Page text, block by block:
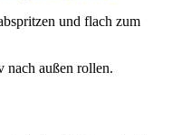
und flach zum
außen rollen.